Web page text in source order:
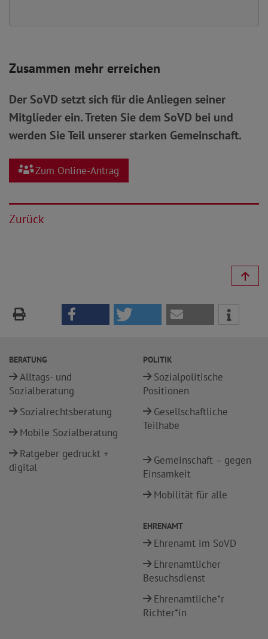
Zusammen mehr erreichen
Der SoVD setzt sich für die Anliegen seiner
Mitglieder ein. Treten Sie dem SoVD bei und
werden Sie Teil unserer starken Gemeinschaft.
Zum Online-Antrag
Zurück
BERATUNG
Alltags- und
Sozialberatung
Sozialrechtsberatung
Mobile Sozialberatung
Ratgeber gedruckt +
digital
POLITIK
Sozialpolitische
Positionen
Gesellschaftliche
Teilhabe
Gemeinschaft – gegen
Einsamkeit
Mobilität für alle
EHRENAMT
Ehrenamt im SoVD
Ehrenamtlicher
Besuchsdienst
Ehrenamtliche*r
Richter*in